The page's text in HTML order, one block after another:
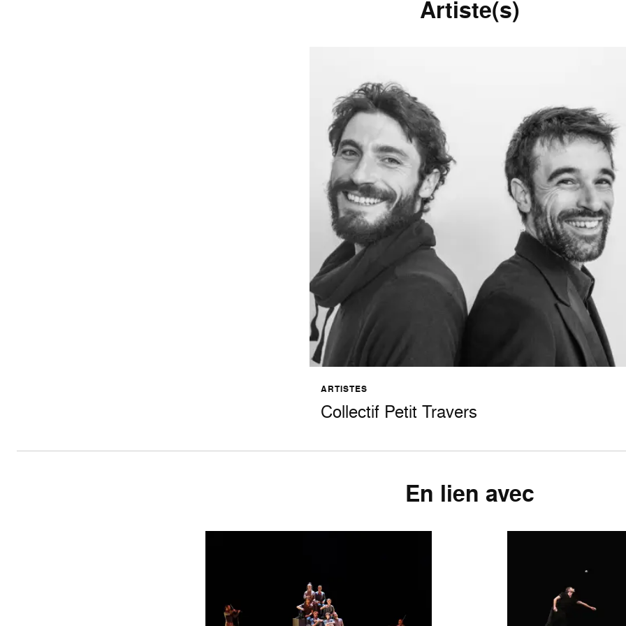
Artiste(s)
ARTISTES
Collectif Petit Travers
En lien avec